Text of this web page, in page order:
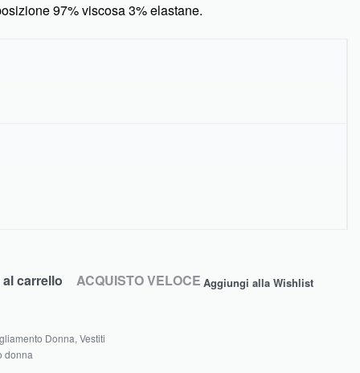
97% viscosa 3% elastane.
carrello ACQUISTO VELOCE Aggiungi alla Wishlist
Donna, Vestiti
donna